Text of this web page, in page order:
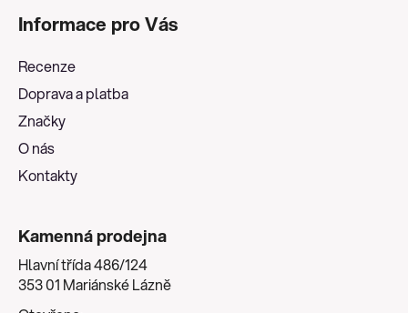
Informace pro Vás
Recenze
Doprava a platba
Značky
O nás
Kontakty
Kamenná prodejna
Hlavní třída 486/124
353 01 Mariánské Lázně